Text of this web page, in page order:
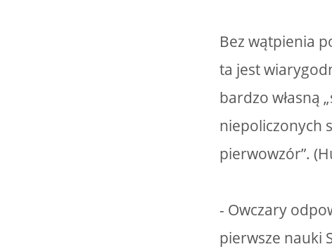
Bez wątpienia
ta jest
bardzo własną
niepoliczonych
pierwowzór”.
- Owczary
pierwsze nauki